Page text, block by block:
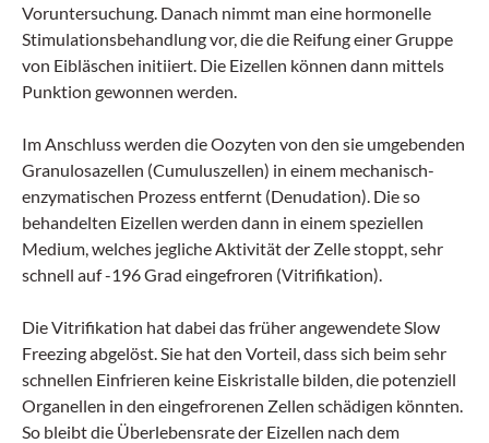
Voruntersuchung. Danach nimmt man eine hormonelle
Stimulationsbehandlung vor, die die Reifung einer Gruppe
von Eibläschen initiiert. Die Eizellen können dann mittels
Punktion gewonnen werden.
Im Anschluss werden die Oozyten von den sie umgebenden
Granulosazellen (Cumuluszellen) in einem mechanisch-
enzymatischen Prozess entfernt (Denudation). Die so
behandelten Eizellen werden dann in einem speziellen
Medium, welches jegliche Aktivität der Zelle stoppt, sehr
schnell auf -196 Grad eingefroren (Vitrifikation).
Die Vitrifikation hat dabei das früher angewendete Slow
Freezing abgelöst. Sie hat den Vorteil, dass sich beim sehr
schnellen Einfrieren keine Eiskristalle bilden, die potenziell
Organellen in den eingefrorenen Zellen schädigen könnten.
So bleibt die Überlebensrate der Eizellen nach dem